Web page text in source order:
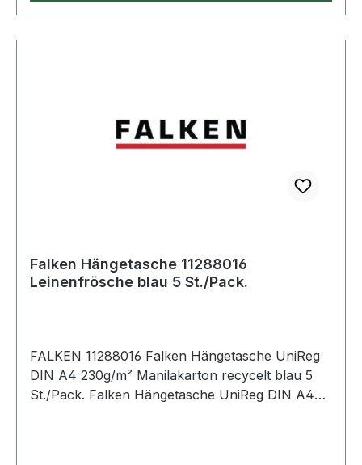
Falken Hängetasche 11288016
Leinenfrösche blau 5 St./Pack.
FALKEN 11288016 Falken Hängetasche UniReg
DIN A4 230g/m² Manilakarton recycelt blau 5
St./Pack. Falken Hängetasche UniReg DIN A4